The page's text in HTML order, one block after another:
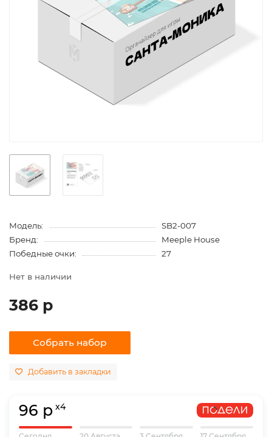
Модель:
SB2-007
Бренд:
Meeple House
Победные очки:
27
Нет в наличии
386 р
Собрать набор
Добавить в закладки
96 р x4